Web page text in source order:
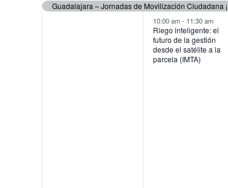
evento,
Guadalajara – Jornadas de Movilización Ciudadana
eventos,
10:00 am- 11:30 am
Riego inteligente: el
futuro de la gestión
desde el satélite a la
parcela (IMTA)